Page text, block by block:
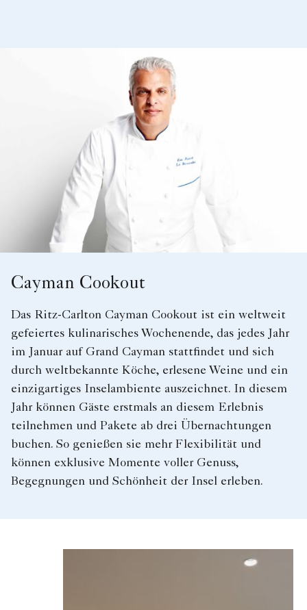
Cayman Cookout
Das Ritz-Carlton Cayman Cookout ist ein weltweit
gefeiertes kulinarisches Wochenende, das jedes Jahr
im Januar auf Grand Cayman stattfindet und sich
durch weltbekannte Köche, erlesene Weine und ein
einzigartiges Inselambiente auszeichnet. In diesem
Jahr können Gäste erstmals an diesem Erlebnis
teilnehmen und Pakete ab drei Übernachtungen
buchen. So genießen sie mehr Flexibilität und
können exklusive Momente voller Genuss,
Begegnungen und Schönheit der Insel erleben.